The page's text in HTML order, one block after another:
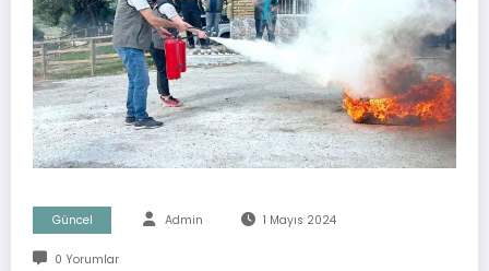
Güncel Admin 1 Mayıs 2024
0 Yorumlar